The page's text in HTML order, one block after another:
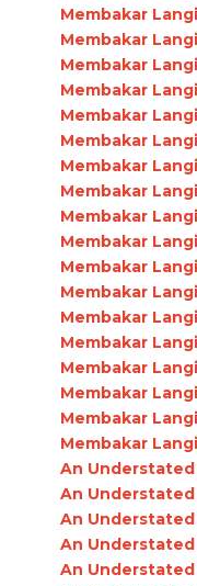
Membakar
Membakar
Membakar
Membakar
Membakar
Membakar
Membakar
Membakar
Membakar
Membakar
Membakar
Membakar
Membakar
Membakar
Membakar
Membakar
Membakar
Membakar
An Understated
An Understated
An Understated
An Understated
An Understated